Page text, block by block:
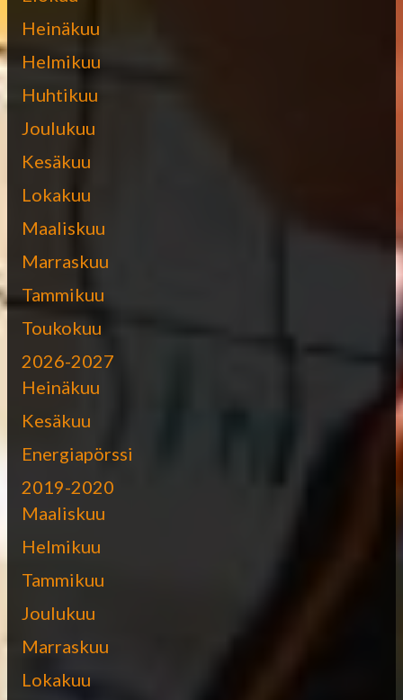
Heinäkuu
Helmikuu
Huhtikuu
Joulukuu
Kesäkuu
Lokakuu
Maaliskuu
Marraskuu
Tammikuu
Toukokuu
2026-2027
Heinäkuu
Kesäkuu
Energiapörssi
2019-2020
Maaliskuu
Helmikuu
Tammikuu
Joulukuu
Marraskuu
Lokakuu